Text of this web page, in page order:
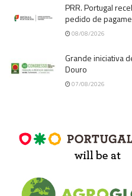
PRR. Portugal
pedido de
08/08/2026
Grande iniciativa
Douro
07/08/2026